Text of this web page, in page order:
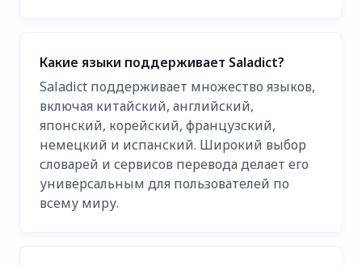
Какие языки поддерживает Saladict?
Saladict поддерживает множество языков,
включая китайский, английский,
японский, корейский, французский,
немецкий и испанский. Широкий выбор
словарей и сервисов перевода делает его
универсальным для пользователей по
всему миру.